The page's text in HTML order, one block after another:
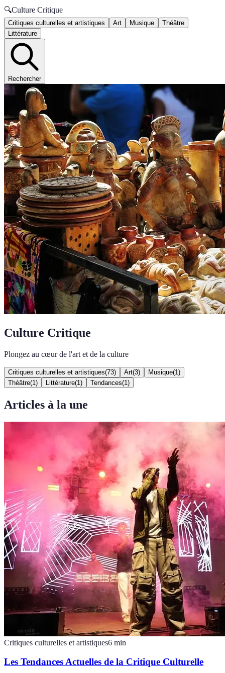
🔍Culture Critique
Critiques culturelles et artistiques Art Musique
Théâtre
Littérature
Rechercher
Culture Critique
Plongez au cœur de l'art et de la culture
Critiques culturelles et artistiques(73) Art(3) Musique(1 )
Théâtre(1 ) Littérature(1 ) Tendances(1 )
Articles à la une
Critiques culturelles et artistiques6 min
Les Tendances Actuelles de la Critique Culturelle